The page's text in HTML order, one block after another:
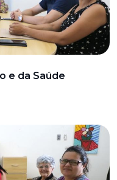
e da Saúde